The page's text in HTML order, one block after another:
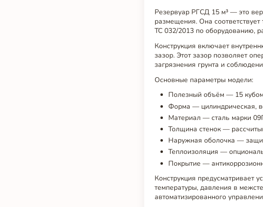
Резервуар РГСД 15 м³ — это
размещения. Она
ТС 032/2013 по оборудованию,
Конструкция включает
зазор. Этот зазор позволяет
загрязнения грунта и
Основные параметры модели:
Полезный объём — 15
Форма — цилиндрическая,
Материал — сталь марки
Толщина стенок —
Наружная оболочка —
Теплоизоляция —
Покрытие —
Конструкция предусматривает
температуры, давления в
автоматизированного